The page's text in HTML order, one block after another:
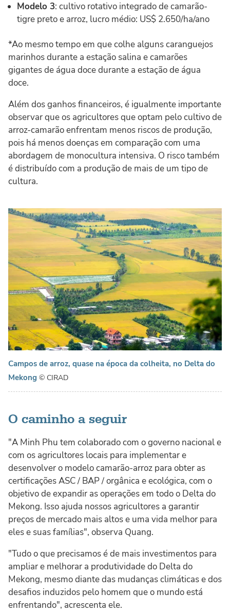
Modelo 3: cultivo rotativo integrado de camarão-
tigre preto e arroz, lucro médio: US$ 2.650/ha/ano
*Ao mesmo tempo em que colhe alguns caranguejos
marinhos durante a estação salina e camarões
gigantes de água doce durante a estação de água
doce.
Além dos ganhos financeiros, é igualmente importante
observar que os agricultores que optam pelo cultivo de
arroz-camarão enfrentam menos riscos de produção,
pois há menos doenças em comparação com uma
abordagem de monocultura intensiva. O risco também
é distribuído com a produção de mais de um tipo de
cultura.
Campos de arroz, quase na época da colheita, no Delta do
Mekong © CIRAD
O caminho a seguir
"A Minh Phu tem colaborado com o governo nacional e
com os agricultores locais para implementar e
desenvolver o modelo camarão-arroz para obter as
certificações ASC / BAP / orgânica e ecológica, com o
objetivo de expandir as operações em todo o Delta do
Mekong. Isso ajuda nossos agricultores a garantir
preços de mercado mais altos e uma vida melhor para
eles e suas famílias", observa Quang.
"Tudo o que precisamos é de mais investimentos para
ampliar e melhorar a produtividade do Delta do
Mekong, mesmo diante das mudanças climáticas e dos
desafios induzidos pelo homem que o mundo está
enfrentando", acrescenta ele.